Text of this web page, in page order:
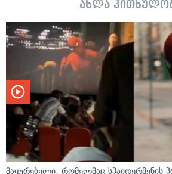
ახლა
მაყურებელი, რომელმაც სპაიდერმენის